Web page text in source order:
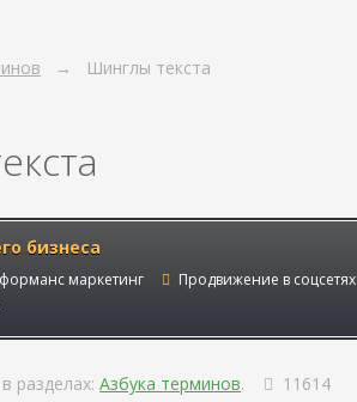
Шинглы текста
бизнеса
маркетинг Продвижение в соцсетях
разделах: Азбука терминов. 11614